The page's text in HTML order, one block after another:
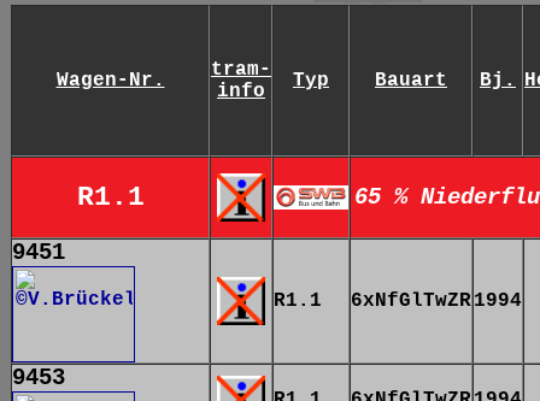
Wagen-Nr.
tram-
info
Typ Bauart Bj.
R1.1 65 %
9451
R1.1 6xNfGlTwZR1994
9453